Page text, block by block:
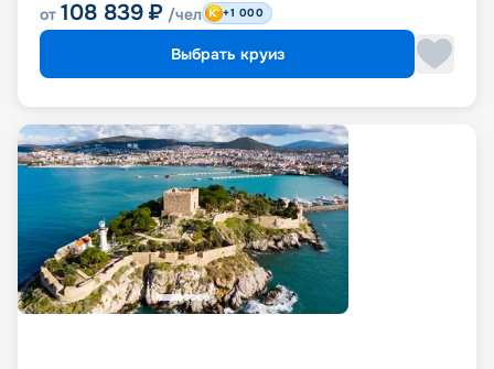
от 108 839 ₽ /чел +1 000
Выбрать круиз